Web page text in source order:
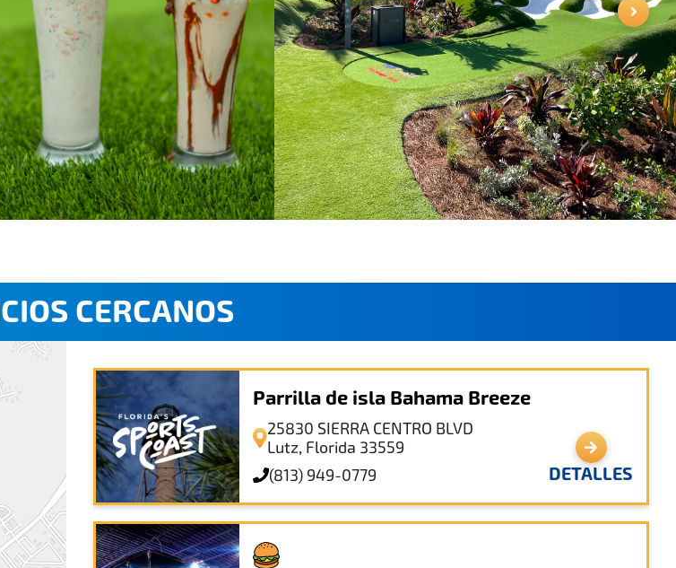
CERCANOS
Parrilla de isla Bahama Breeze
25830 SIERRA CENTRO BLVD
Lutz, Florida 33559
(813) 949-0779
DETALLES